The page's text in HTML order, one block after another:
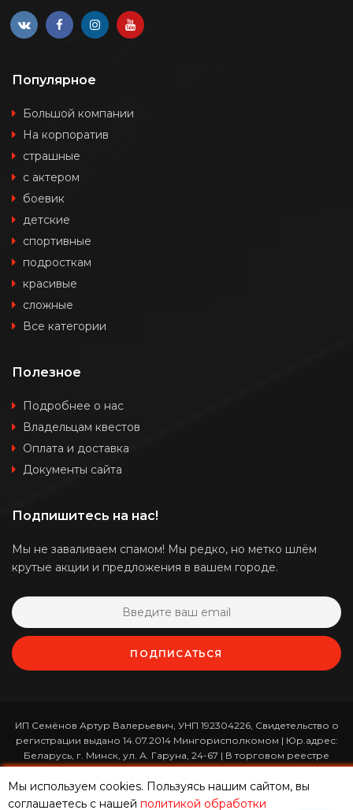
Популярное
Большой компании
На корпоратив
страшные
с актером
боевик
детские
спортивные
подросткам
красивые
сложные
Все категории
Полезное
Подробнее о нас
Владельцам квестов
Оплата и доставка
Документы сайта
Подпишитесь на нас!
Мы не заваливаем спамом! Мы редко, но метко шлём
крутые акции и предложения в вашем городе.
ПОДПИСАТЬСЯ
ИП Семёнов Артур Валерьевич, УНП 192304226, Свидетельство о
регистрации выдано 14.07.2014 Мингорисполкомом | Юр.адрес:
Беларусь, г. Минск, ул. А. Гаруна, 24-67 | В торговом реестре
зарегистрирован 26.01.2017 за номером 365820 | Режим работы:
ежедневно с 10:00 до 19:00 (приём заказов онлайн -
круглосуточно)
Мы используем cookies. Пользуясь нашим сайтом, вы
соглашаетесь с нашей политикой обработки